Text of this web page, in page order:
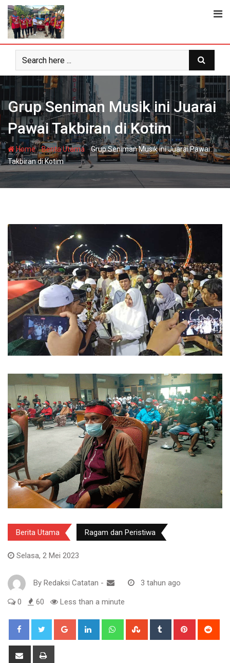
Skip
content
Grup Seniman Musik ini Juarai
Pawai Takbiran di Kotim
Home-Berita Utama-Grup Seniman Musik ini Juarai Pawai
Takbiran di Kotim
Berita Utama Ragam dan Peristiwa
Selasa, 2 Mei 2023
By Redaksi Catatan - 3 tahun ago
0 60 Less than a minute
Google+ LinkedIn WhatsappStumbleUpon
Tumblr Pinterest
Share